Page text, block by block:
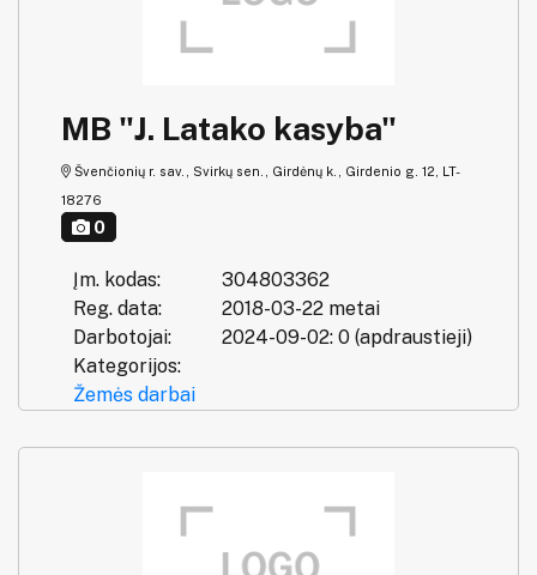
MB "J. Latako kasyba"
Švenčionių r. sav., Svirkų sen., Girdėnų k., Girdenio g. 12, LT-
18276
0
Įm. kodas:
304803362
Reg. data:
2018-03-22 metai
Darbotojai:
2024-09-02: 0 (apdraustieji)
Kategorijos:
Žemės darbai